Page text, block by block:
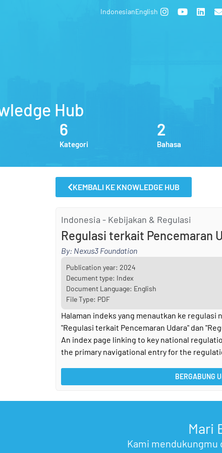
IndonesianEnglish
Hub
6
Kategori
2
Bahasa
KEMBALI KE KNOWLEDGE HUB
Indonesia - Kebijakan & Regulasi
Regulasi terkait Pencemaran
By: Nexus3 Foundation
Publication year: 2024
Decument type: Index
Document Language: English
File Type: PDF
Halaman indeks yang menautkan ke
"Regulasi terkait Pencemaran Udara" dan
An index page linking to key national
the primary navigational entry for the
BERGABUNG
Mari
Kami mendukungmu